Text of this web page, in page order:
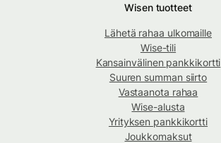
Wisen tuotteet
Lähetä rahaa ulkomaille
Wise-tili
Kansainvälinen pankkikortti
Suuren summan siirto
Vastaanota rahaa
Wise-alusta
Yrityksen pankkikortti
Joukkomaksut